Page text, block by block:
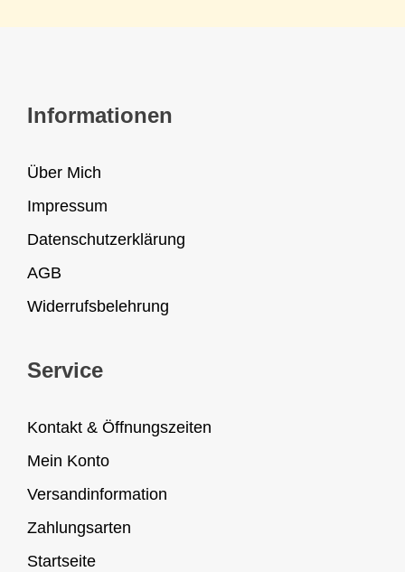
Informationen
Über Mich
Impressum
Datenschutzerklärung
AGB
Widerrufsbelehrung
Service
Kontakt & Öffnungszeiten
Mein Konto
Versandinformation
Zahlungsarten
Startseite